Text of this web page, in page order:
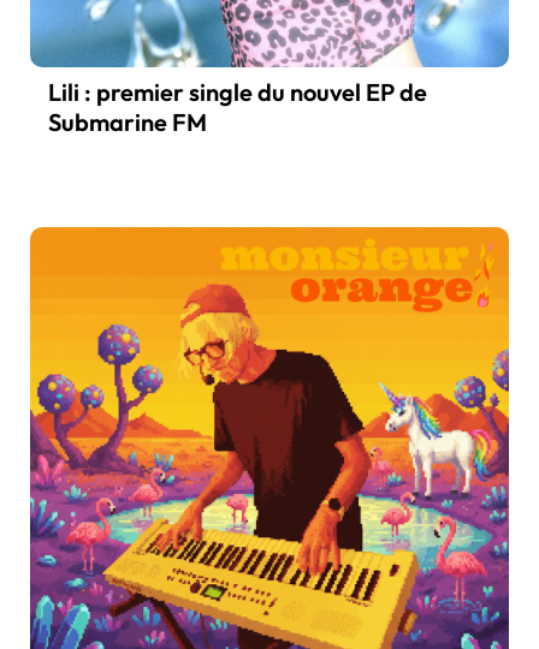
Lili : premier single du nouvel EP de
Submarine FM